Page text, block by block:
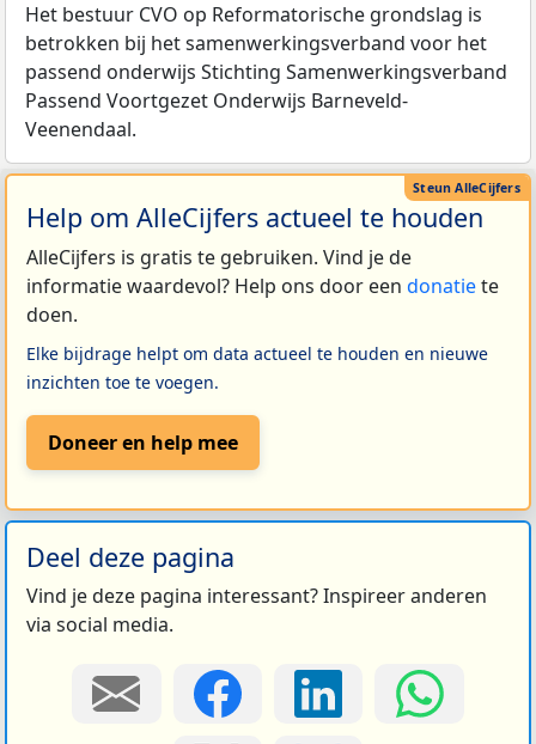
Het bestuur CVO op Reformatorische grondslag is
betrokken bij het samenwerkingsverband voor het
passend onderwijs Stichting Samenwerkingsverband
Passend Voortgezet Onderwijs Barneveld-
Veenendaal.
Help om AlleCijfers actueel te houden
AlleCijfers is gratis te gebruiken. Vind je de
informatie waardevol? Help ons door een donatiete
doen.
Elke bijdrage helpt om data actueel te houden en nieuwe
inzichten toe te voegen.
Doneer en help mee
Deel deze pagina
Vind je deze pagina interessant? Inspireer anderen
via social media.